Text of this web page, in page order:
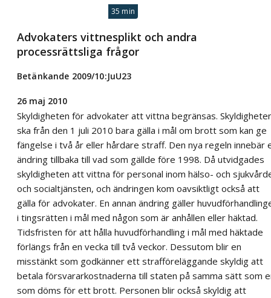
35 min
Advokaters vittnesplikt och andra
processrättsliga frågor
Betänkande 2009/10:JuU23
26 maj 2010
Skyldigheten för advokater att vittna begränsas.
ska från den 1 juli 2010 bara gälla i mål om brott som kan ge
fängelse i två år eller hårdare straff. Den nya regeln innebär
ändring tillbaka till vad som gällde före 1998. Då utvidgades
skyldigheten att vittna för personal inom hälso- och
och socialtjänsten, och ändringen kom oavsiktligt också att
gälla för advokater. En annan ändring gäller
i tingsrätten i mål med någon som är anhållen eller häktad.
Tidsfristen för att hålla huvudförhandling i mål med häktade
förlängs från en vecka till två veckor. Dessutom blir en
misstänkt som godkänner ett strafföreläggande skyldig att
betala försvararkostnaderna till staten på samma sätt som
som döms för ett brott. Personen blir också skyldig att